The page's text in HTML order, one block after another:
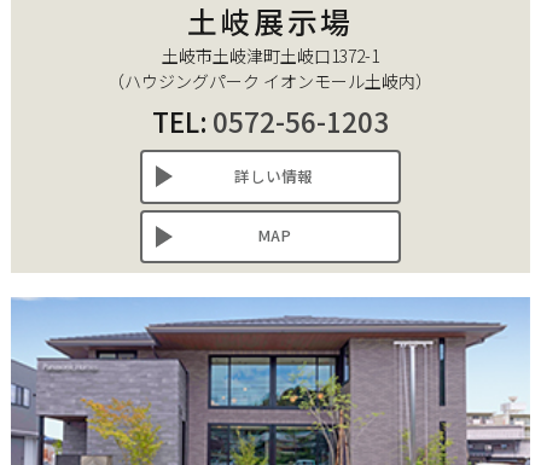
土岐展示場
土岐市土岐津町土岐口1372-1
（ハウジングパーク イオンモール土岐内）
TEL: 0572-56-1203
詳しい情報
MAP